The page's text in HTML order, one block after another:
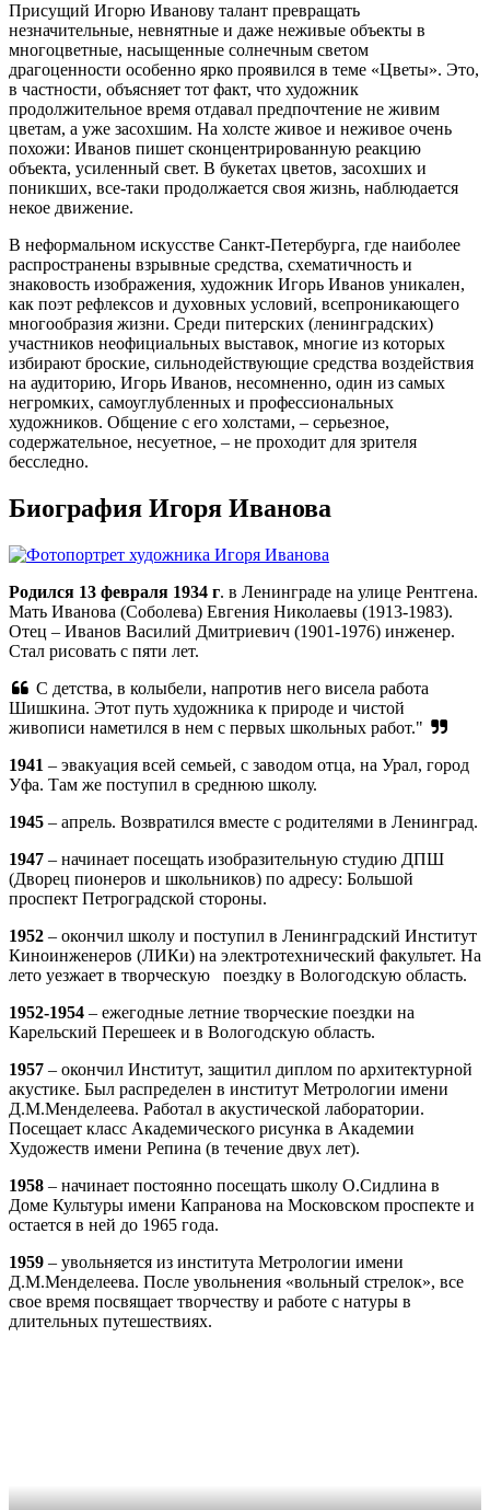
Присущий Игорю Иванову талант превращать
незначительные, невнятные и даже неживые объекты в
многоцветные, насыщенные солнечным светом
драгоценности особенно ярко проявился в теме «Цветы». Это,
в частности, объясняет тот факт, что художник
продолжительное время отдавал предпочтение не живим
цветам, а уже засохшим. На холсте живое и неживое очень
похожи: Иванов пишет сконцентрированную реакцию
объекта, усиленный свет. В букетах цветов, засохших и
поникших, все-таки продолжается своя жизнь, наблюдается
некое движение.
В неформальном искусстве Санкт-Петербурга, где наиболее
распространены взрывные средства, схематичность и
знаковость изображения, художник Игорь Иванов уникален,
как поэт рефлексов и духовных условий, всепроникающего
многообразия жизни. Среди питерских (ленинградских)
участников неофициальных выставок, многие из которых
избирают броские, сильнодействующие средства воздействия
на аудиторию, Игорь Иванов, несомненно, один из самых
негромких, самоуглубленных и профессиональных
художников. Общение с его холстами, – серьезное,
содержательное, несуетное, – не проходит для зрителя
бесследно.
Биография Игоря Иванова
Родился 13 февраля 1934 г. в Ленинграде на улице Рентгена.
Мать Иванова (Соболева) Евгения Николаевы (1913-1983).
Отец – Иванов Василий Дмитриевич (1901-1976) инженер.
Стал рисовать с пяти лет.
С детства, в колыбели, напротив него висела работа
Шишкина. Этот путь художника к природе и чистой
живописи наметился в нем с первых школьных работ."
1941 – эвакуация всей семьей, с заводом отца, на Урал, город
Уфа. Там же поступил в среднюю школу.
1945 – апрель. Возвратился вместе с родителями в Ленинград.
1947 – начинает посещать изобразительную студию ДПШ
(Дворец пионеров и школьников) по адресу: Большой
проспект Петроградской стороны.
1952 – окончил школу и поступил в Ленинградский Институт
Киноинженеров (ЛИКи) на электротехнический факультет. На
лето уезжает в творческую поездку в Вологодскую область.
1952-1954 – ежегодные летние творческие поездки на
Карельский Перешеек и в Вологодскую область.
1957 – окончил Институт, защитил диплом по архитектурной
акустике. Был распределен в институт Метрологии имени
Д.М.Менделеева. Работал в акустической лаборатории.
Посещает класс Академического рисунка в Академии
Художеств имени Репина (в течение двух лет).
1958 – начинает постоянно посещать школу О.Сидлина в
Доме Культуры имени Капранова на Московском проспекте и
остается в ней до 1965 года.
1959 – увольняется из института Метрологии имени
Д.М.Менделеева. После увольнения «вольный стрелок», все
свое время посвящает творчеству и работе с натуры в
длительных путешествиях.